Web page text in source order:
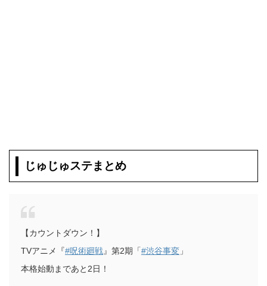
じゅじゅステまとめ
【カウントダウン！】
TVアニメ『#呪術廻戦』第2期「#渋谷事変 」
本格始動まであと2日！